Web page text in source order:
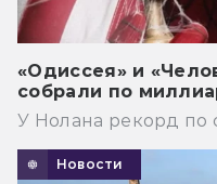
«Одиссея» и
собрали по
У Нолана рекорд по
Новости